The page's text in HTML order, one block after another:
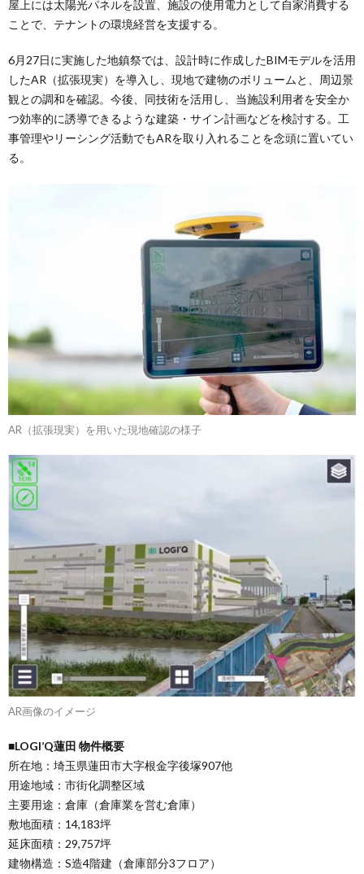
屋上には太陽光パネルを設置、施設の使用電力として自家消費する
ことで、テナントの環境経営を支援する。
6月27日に実施した地鎮祭では、設計時に作成したBIMモデルを活用
したAR（拡張現実）を導入し、現地で建物のボリュームと、周辺景
観との調和を確認。今後、同技術を活用し、当施設利用者を安全か
つ効率的に誘導できるような建築・サイン計画などを検討する。工
事管理やリーシング活動でもARを取り入れることを念頭に置いてい
る。
AR（拡張現実）を用いた現地確認の様子
AR画像のイメージ
■LOGI’Q蓮田 物件概要
所在地：埼玉県蓮田市大字根金字後塚907他
用途地域：市街化調整区域
主要用途：倉庫（倉庫業を営む倉庫）
敷地面積：14,183坪
延床面積：29,757坪
建物構造：S造4階建（倉庫部分3フロア）